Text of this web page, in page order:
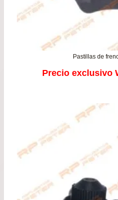
Pastillas de
Precio exclusivo